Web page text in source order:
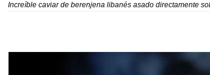
Increíble caviar de berenjena libanés asado directamente